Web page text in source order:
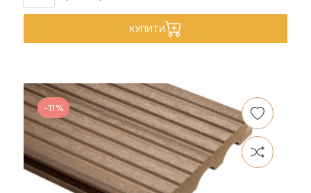
КУПИТИ
-11%